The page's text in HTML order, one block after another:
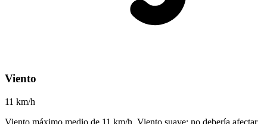
Viento
11 km/h
Viento máximo medio de 11 km/h. Viento suave: no debería afectar